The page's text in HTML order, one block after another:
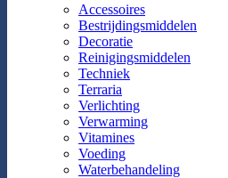
Accessoires
Bestrijdingsmiddelen
Decoratie
Reinigingsmiddelen
Techniek
Terraria
Verlichting
Verwarming
Vitamines
Voeding
Waterbehandeling